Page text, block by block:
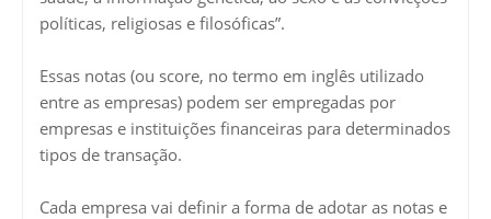
políticas, religiosas e filosóficas”.
Essas notas (ou score, no termo em inglês utilizado
entre as empresas) podem ser empregadas por
empresas e instituições financeiras para determinados
tipos de transação.
Cada empresa vai definir a forma de adotar as notas e